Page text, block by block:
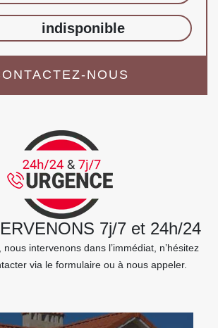
indisponible
NOUS
7j/7 et 24h/24
nous intervenons dans l’immédiat, n’hésitez
via le formulaire ou à nous appeler.